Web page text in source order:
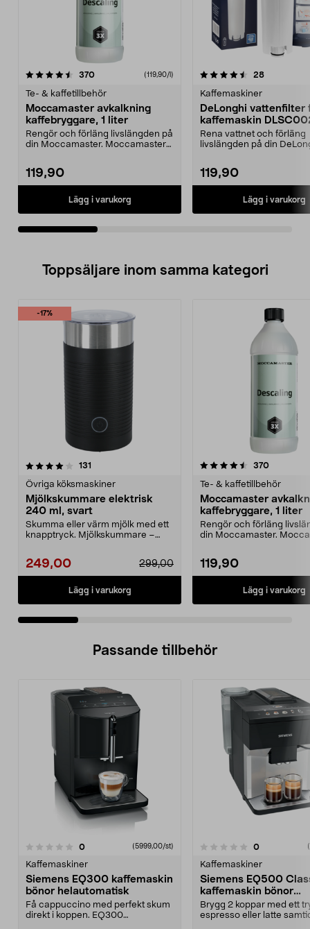
370recensioner (119,90/l)
Te- & kaffetillbehör
Moccamaster avkalkning
kaffebryggare, 1 liter
Rengör och förläng livslängden på
din Moccamaster. Moccamaster
119,90
Lägg i varukorg
4.5av 5 stjärnor 28recensioner
Kaffemaskiner
DeLonghi vattenfilter
kaffemaskin
Rena vattnet och förläng
livslängden på din
119,90
Lägg i varukorg
5.0av 5 stjärnor
Toppsäljare inom samma kategori
-17%
131
Övriga köksmaskiner
Mjölkskummare elektrisk
240 ml, svart
Skumma eller värm mjölk med ett
knapptryck. Mjölkskummare –
249,00 299,00
Lägg i varukorg
4.5 av 5 stjärnor 370
Te- & kaffetillbehör
Moccamaster
kaffebryggare, 1 liter
Rengör och förläng
din Moccamaster.
119,90
Lägg i varukorg
4.5 av 5 stjärnor
Passande tillbehör
0recensioner (5999,00/st)
Kaffemaskiner
Siemens EQ300 kaffemaskin
bönor helautomatisk
Få cappuccino med perfekt skum
direkt i koppen. EQ300
0.0 av 5 stjärnor 0recensioner
Kaffemaskiner
Siemens EQ500
kaffemaskin bönor
helautomatisk
Brygg 2 koppar med ett
espresso eller latte
0.0 av 5 stjärnor